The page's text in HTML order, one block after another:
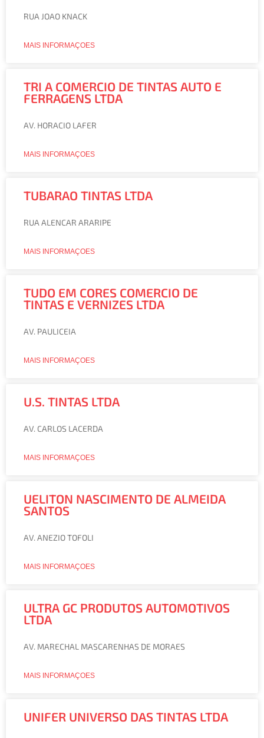
RUA JOAO KNACK
MAIS INFORMAÇOES
TRI A COMERCIO DE TINTAS AUTO E
FERRAGENS LTDA
AV. HORACIO LAFER
MAIS INFORMAÇOES
TUBARAO TINTAS LTDA
RUA ALENCAR ARARIPE
MAIS INFORMAÇOES
TUDO EM CORES COMERCIO DE
TINTAS E VERNIZES LTDA
AV. PAULICEIA
MAIS INFORMAÇOES
U.S. TINTAS LTDA
AV. CARLOS LACERDA
MAIS INFORMAÇOES
UELITON NASCIMENTO DE ALMEIDA
SANTOS
AV. ANEZIO TOFOLI
MAIS INFORMAÇOES
ULTRA GC PRODUTOS AUTOMOTIVOS
LTDA
AV. MARECHAL MASCARENHAS DE MORAES
MAIS INFORMAÇOES
UNIFER UNIVERSO DAS TINTAS LTDA